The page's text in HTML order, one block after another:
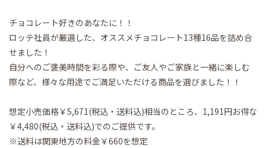
チョコレート好きのあなたに！！
ロッテ社員が厳選した、オススメチョコレート13種16品を詰め合
せました！
自分へのご褒美時間を彩る際や、ご友人やご家族と一緒に楽しむ
際など、様々な用途でご満足いただける商品を選びました！！
想定小売価格￥5,671(税込・送料込)相当のところ、1,191円お得な
￥4,480(税込・送料込)でのご提供です。
※送料は関東地方の料金￥660を想定